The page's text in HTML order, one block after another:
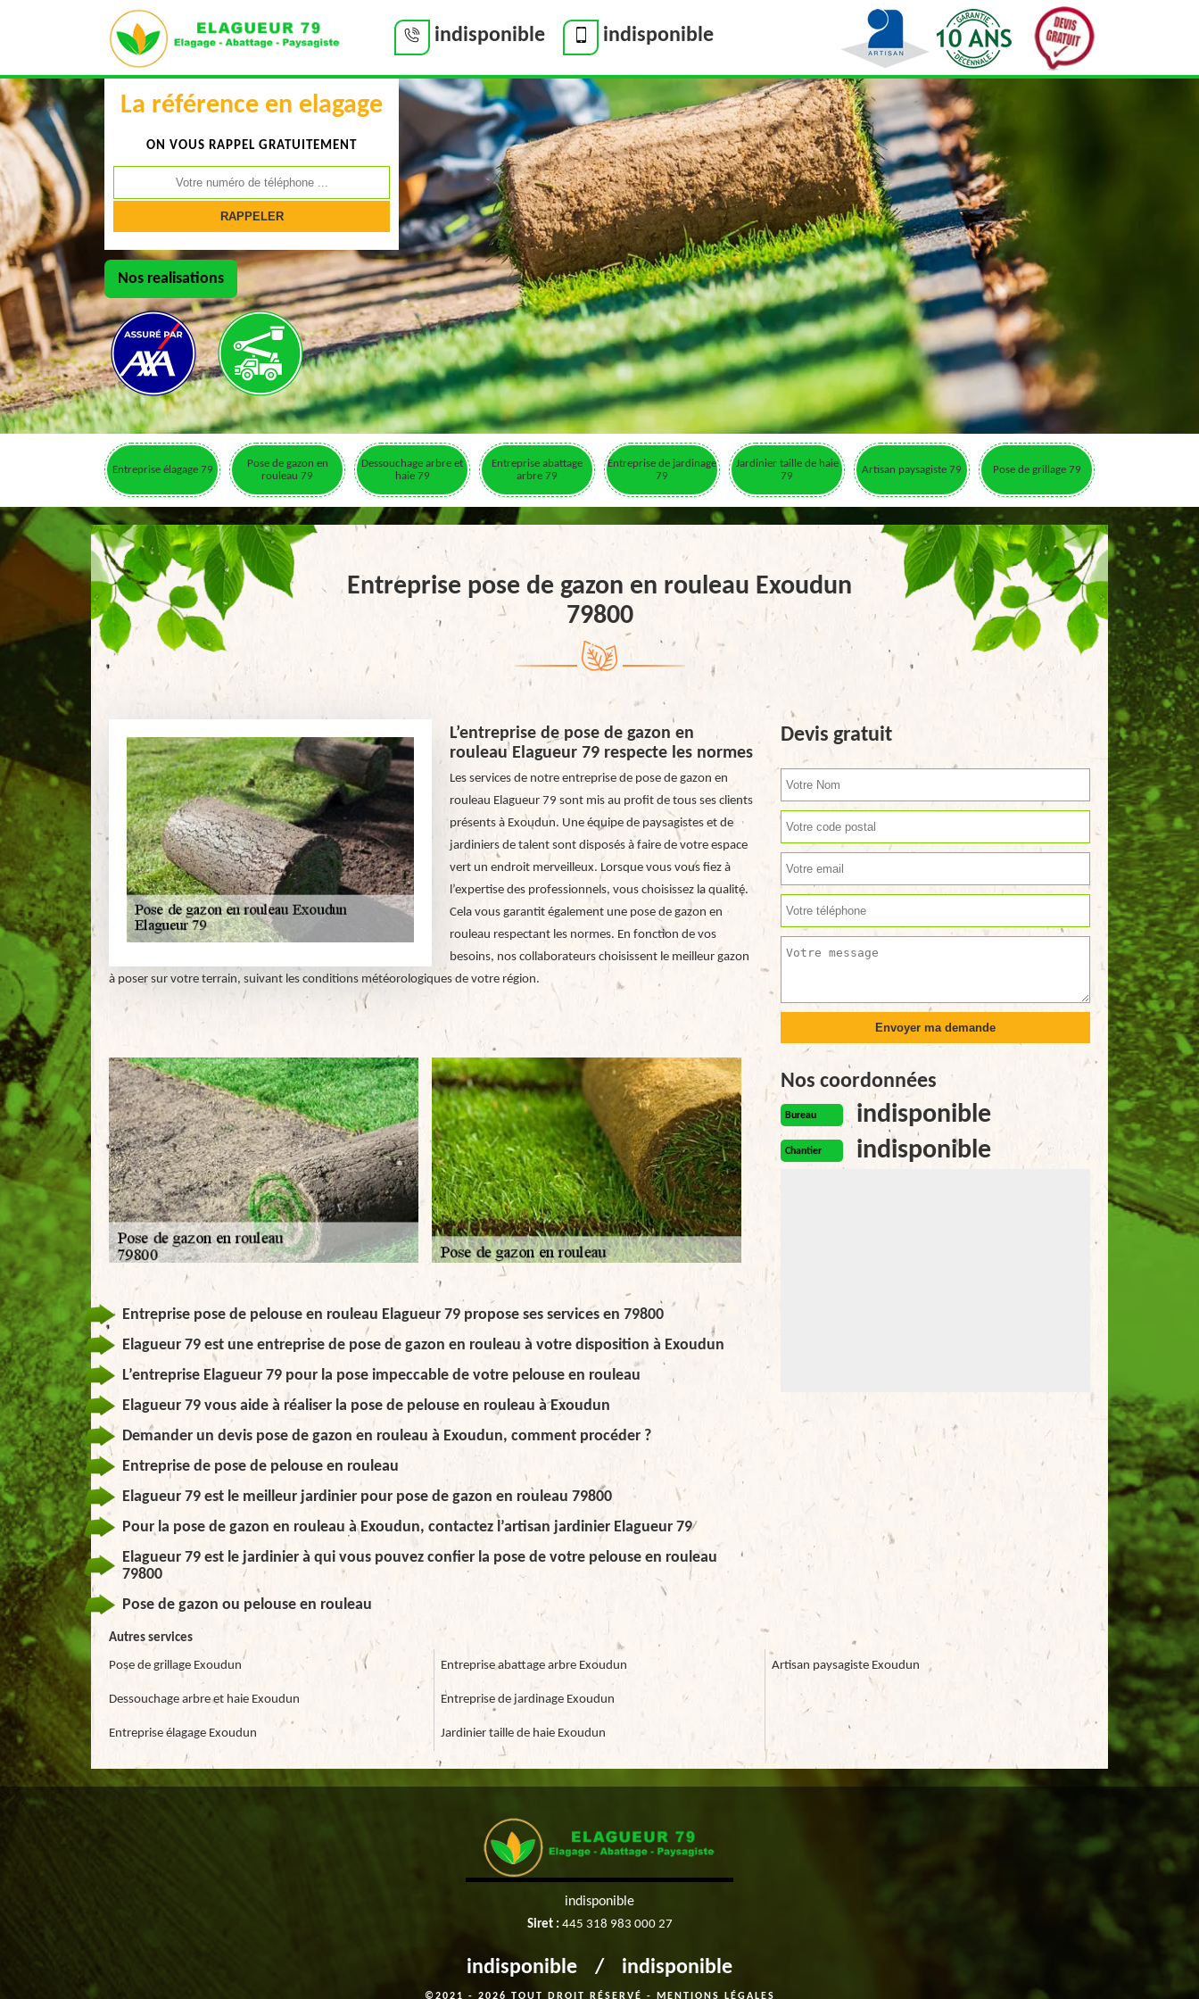
indisponible indisponible
La référence en elagage
ON VOUS RAPPEL GRATUITEMENT
Nos realisations
Entreprise élagage 79
Pose de gazon en
rouleau 79
Dessouchage arbre et
haie 79
Entreprise abattage
arbre 79
Entreprise de jardinage
79
Jardinier taille de haie
79
Artisan paysagiste 79 Pose de grillage 79
Entreprise pose de gazon en rouleau Exoudun
79800
L’entreprise de pose de gazon en
rouleau Elagueur 79 respecte les normes
Les services de notre entreprise de pose de gazon en
rouleau Elagueur 79 sont mis au profit de tous ses clients
présents à Exoudun. Une équipe de paysagistes et de
jardiniers de talent sont disposés à faire de votre espace
vert un endroit merveilleux. Lorsque vous vous fiez à
l’expertise des professionnels, vous choisissez la qualité.
Cela vous garantit également une pose de gazon en
rouleau respectant les normes. En fonction de vos
besoins, nos collaborateurs choisissent le meilleur gazon
à poser sur votre terrain, suivant les conditions météorologiques de votre région.
Entreprise pose de pelouse en rouleau Elagueur 79 propose ses services en 79800
Elagueur 79 est une entreprise de pose de gazon en rouleau à votre disposition à Exoudun
L’entreprise Elagueur 79 pour la pose impeccable de votre pelouse en rouleau
Elagueur 79 vous aide à réaliser la pose de pelouse en rouleau à Exoudun
Demander un devis pose de gazon en rouleau à Exoudun, comment procéder ?
Entreprise de pose de pelouse en rouleau
Elagueur 79 est le meilleur jardinier pour pose de gazon en rouleau 79800
Pour la pose de gazon en rouleau à Exoudun, contactez l’artisan jardinier Elagueur 79
Elagueur 79 est le jardinier à qui vous pouvez confier la pose de votre pelouse en rouleau
79800
Pose de gazon ou pelouse en rouleau
Devis gratuit
Nos coordonnées
Bureau indisponible
Chantier indisponible
Autres services
Pose de grillage Exoudun
Dessouchage arbre et haie Exoudun
Entreprise élagage Exoudun
Entreprise abattage arbre Exoudun
Entreprise de jardinage Exoudun
Jardinier taille de haie Exoudun
Artisan paysagiste Exoudun
indisponible
Siret : 445 318 983 000 27
indisponible / indisponible
©2021 - 2026 TOUT DROIT RÉSERVÉ - MENTIONS LÉGALES